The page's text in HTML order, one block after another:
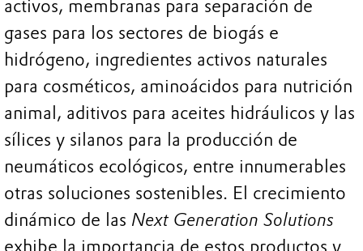
activos, membranas para separación de
gases para los sectores de biogás e
hidrógeno, ingredientes activos naturales
para cosméticos, aminoácidos para nutrición
animal, aditivos para aceites hidráulicos y las
sílices y silanos para la producción de
neumáticos ecológicos, entre innumerables
otras soluciones sostenibles. El crecimiento
dinámico de las Next Generation Solutions
exhibe la importancia de estos productos y